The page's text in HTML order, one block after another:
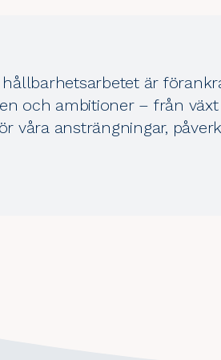
är
och ambitioner – från
våra ansträngningar,